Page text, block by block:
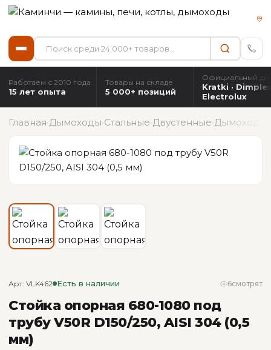
Работаем с 2010 года
15 лет опыта
Товары на складе
5 000+ позиций
Официальный
Kratki · Dimplex
Electrolux
Главная›Дымоходы›Стальные›Двустенные›Дымоход Ø
Арт: VLK462 Есть в наличии 6смотрят
Стойка опорная 680-1080 под
трубу V50R D150/250, AISI 304 (0,5
мм)